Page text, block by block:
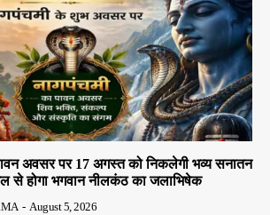
अवसर पर 17 अगस्त को निकलेगी भव्य सनातन
से होगा भगवान नीलकंठ का जलाभिषेक
- August 5, 2026